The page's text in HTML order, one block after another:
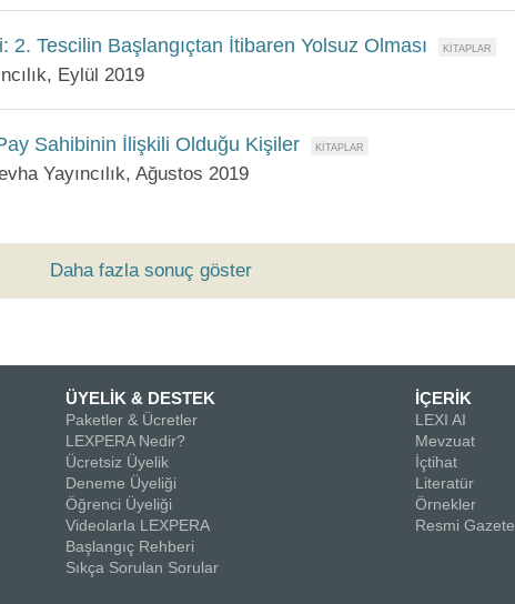
2. Tescilin Başlangıçtan İtibaren Yolsuz Olması
Eylül 2019
Sahibinin İlişkili Olduğu Kişiler
Yayıncılık, Ağustos 2019
Daha fazla sonuç göster
ÜYELİK & DESTEK
Paketler & Ücretler
LEXPERA Nedir?
Ücretsiz Üyelik
Deneme Üyeliği
Öğrenci Üyeliği
Videolarla LEXPERA
Başlangıç Rehberi
Sıkça Sorulan Sorular
İÇERİK
LEXI AI
Mevzuat
İçtihat
Literatür
Örnekler
Resmi Gazete